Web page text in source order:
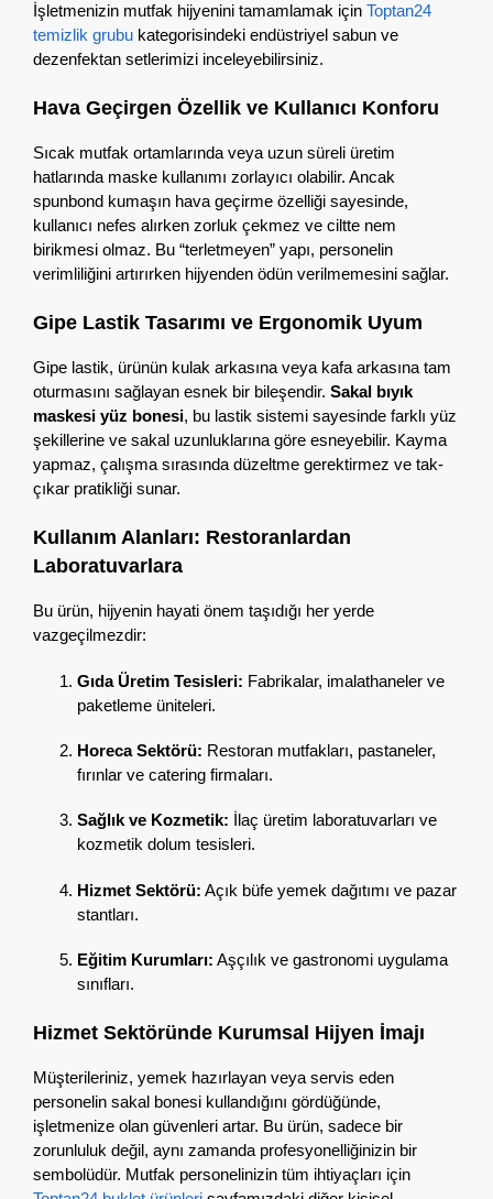
İşletmenizin mutfak hijyenini tamamlamak için Toptan24
temizlik grubu kategorisindeki endüstriyel sabun ve
dezenfektan setlerimizi inceleyebilirsiniz.
Hava Geçirgen Özellik ve Kullanıcı Konforu
Sıcak mutfak ortamlarında veya uzun süreli üretim
hatlarında maske kullanımı zorlayıcı olabilir. Ancak
spunbond kumaşın hava geçirme özelliği sayesinde,
kullanıcı nefes alırken zorluk çekmez ve ciltte nem
birikmesi olmaz. Bu “terletmeyen” yapı, personelin
verimliliğini artırırken hijyenden ödün verilmemesini sağlar.
Gipe Lastik Tasarımı ve Ergonomik Uyum
Gipe lastik, ürünün kulak arkasına veya kafa arkasına tam
oturmasını sağlayan esnek bir bileşendir. Sakal bıyık
maskesi yüz bonesi, bu lastik sistemi sayesinde farklı yüz
şekillerine ve sakal uzunluklarına göre esneyebilir. Kayma
yapmaz, çalışma sırasında düzeltme gerektirmez ve tak-
çıkar pratikliği sunar.
Kullanım Alanları: Restoranlardan
Laboratuvarlara
Bu ürün, hijyenin hayati önem taşıdığı her yerde
vazgeçilmezdir:
Gıda Üretim Tesisleri: Fabrikalar, imalathaneler ve
paketleme üniteleri.
Horeca Sektörü: Restoran mutfakları, pastaneler,
fırınlar ve catering firmaları.
Sağlık ve Kozmetik: İlaç üretim laboratuvarları ve
kozmetik dolum tesisleri.
Hizmet Sektörü: Açık büfe yemek dağıtımı ve pazar
stantları.
Eğitim Kurumları: Aşçılık ve gastronomi uygulama
sınıfları.
Hizmet Sektöründe Kurumsal Hijyen İmajı
Müşterileriniz, yemek hazırlayan veya servis eden
personelin sakal bonesi kullandığını gördüğünde,
işletmenize olan güvenleri artar. Bu ürün, sadece bir
zorunluluk değil, aynı zamanda profesyonelliğinizin bir
sembolüdür. Mutfak personelinizin tüm ihtiyaçları için